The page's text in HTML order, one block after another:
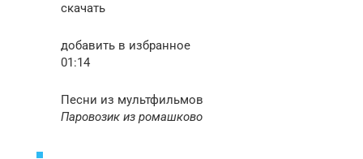
скачать
добавить в избранное
01:14
Песни из мультфильмов
Паровозик из ромашково